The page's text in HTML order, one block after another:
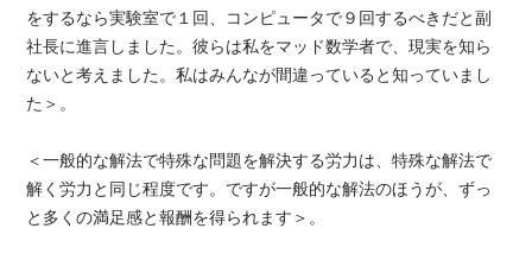
をするなら実験室で１回、コンピュータで９回するべきだと副
社長に進言しました。彼らは私をマッド数学者で、現実を知ら
ないと考えました。私はみんなが間違っていると知っていまし
た＞。
＜一般的な解法で特殊な問題を解決する労力は、特殊な解法で
解く労力と同じ程度です。ですが一般的な解法のほうが、ずっ
と多くの満足感と報酬を得られます＞。